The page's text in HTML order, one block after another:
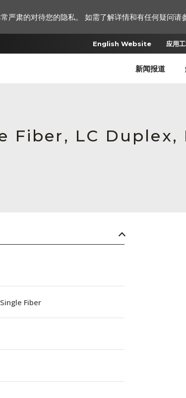
English Website 应用
新闻报道
Fiber, LC Duplex,
Fiber
严肃的对待您的隐私。 如需了解详情和有任何疑问请